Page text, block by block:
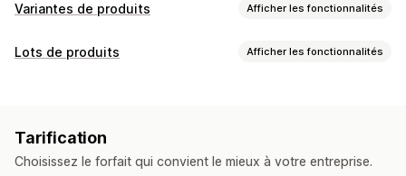
Variantes de produits Afficher les fonctionnalités
Personnalisation
Emballage cadeau
HTML personnalisé Prévisualisation Import et export
Lots de produits Afficher les fonctionnalités
Lots avec une infinité d’options
Boîtes cadeaux Boîtes mystère Packs d’échantillons
Tarification
Choisissez le forfait qui convient le mieux à votre entreprise.